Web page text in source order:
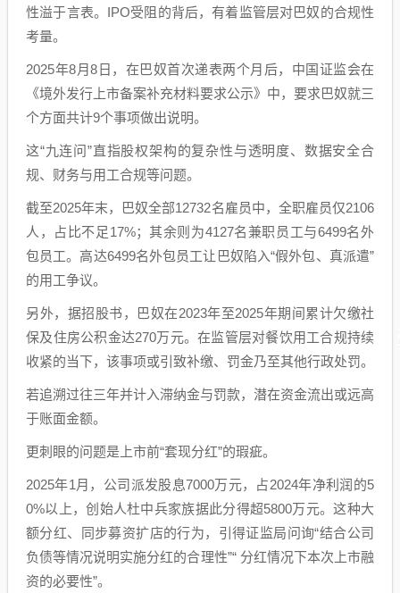
性溢于言表。IPO受阻的背后，有着监管层对巴奴的合规性
考量。
2025年8月8日，在巴奴首次递表两个月后，中国证监会在
《境外发行上市备案补充材料要求公示》中，要求巴奴就三
个方面共计9个事项做出说明。
这“九连问”直指股权架构的复杂性与透明度、数据安全合
规、财务与用工合规等问题。
截至2025年末，巴奴全部12732名雇员中，全职雇员仅2106
人，占比不足17%；其余则为4127名兼职员工与6499名外
包员工。高达6499名外包员工让巴奴陷入“假外包、真派遣”
的用工争议。
另外，据招股书，巴奴在2023年至2025年期间累计欠缴社
保及住房公积金达270万元。在监管层对餐饮用工合规持续
收紧的当下，该事项或引致补缴、罚金乃至其他行政处罚。
若追溯过往三年并计入滞纳金与罚款，潜在资金流出或远高
于账面金额。
更刺眼的问题是上市前“套现分红”的瑕疵。
2025年1月，公司派发股息7000万元，占2024年净利润的5
0%以上，创始人杜中兵家族据此分得超5800万元。这种大
额分红、同步募资扩店的行为，引得证监局问询“结合公司
负债等情况说明实施分红的合理性”“ 分红情况下本次上市融
资的必要性”。